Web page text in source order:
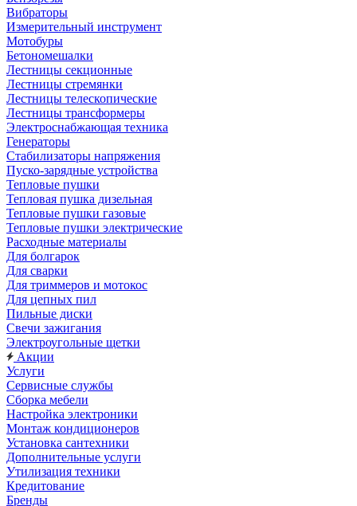
Вибраторы
Измерительный инструмент
Мотобуры
Бетономешалки
Лестницы секционные
Лестницы стремянки
Лестницы телескопические
Лестницы трансформеры
Электроснабжающая техника
Генераторы
Стабилизаторы напряжения
Пуско-зарядные устройства
Тепловые пушки
Тепловая пушка дизельная
Тепловые пушки газовые
Тепловые пушки электрические
Расходные материалы
Для болгарок
Для сварки
Для триммеров и мотокос
Для цепных пил
Пильные диски
Свечи зажигания
Электроугольные щетки
Акции
Услуги
Сервисные службы
Сборка мебели
Настройка электроники
Монтаж кондиционеров
Установка сантехники
Дополнительные услуги
Утилизация техники
Кредитование
Бренды